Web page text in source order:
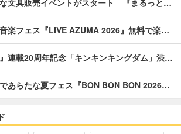
楽フェス『LIVE AZUMA 2026』無料で楽…
』連載20周年記念「キンキンキングダム」渋…
あらたな夏フェス『BON BON BON 2026…